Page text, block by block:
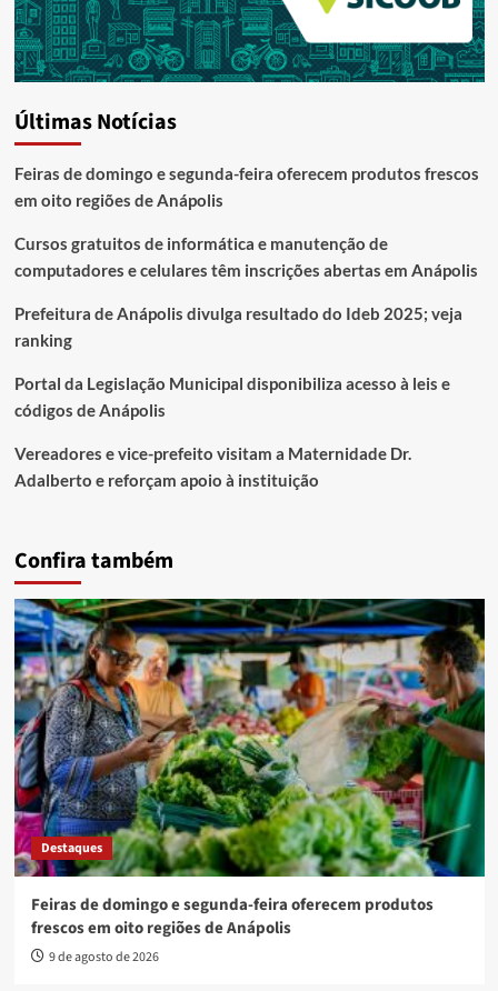
Últimas Notícias
Feiras de domingo e segunda-feira oferecem produtos frescos
em oito regiões de Anápolis
Cursos gratuitos de informática e manutenção de
computadores e celulares têm inscrições abertas em Anápolis
Prefeitura de Anápolis divulga resultado do Ideb 2025; veja
ranking
Portal da Legislação Municipal disponibiliza acesso à leis e
códigos de Anápolis
Vereadores e vice-prefeito visitam a Maternidade Dr.
Adalberto e reforçam apoio à instituição
Confira também
Destaques
Feiras de domingo e segunda-feira oferecem produtos
frescos em oito regiões de Anápolis
9 de agosto de 2026